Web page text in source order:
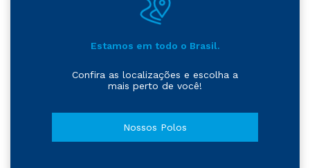
Estamos em todo o Brasil.
Confira as localizações e escolha a
mais perto de você!
Nossos Polos